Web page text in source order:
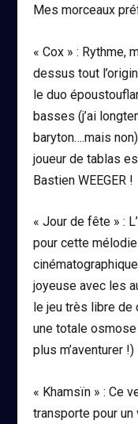
Mes morceaux
« Cox » : Rythme,
dessus tout
le duo
basses (j’ai
baryton….mais
joueur de tablas
Bastien WEEGER !
« Jour de fête » :
pour cette
joyeuse avec les
le jeu très libre de
une totale
plus m’aventurer !)
« Khamsïn » : Ce
transporte pour